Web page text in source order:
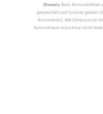
Hinweis:Beim Kommentieren
gespeichert und Cookies gesetzt
Kommentar). Alle Datenschutz-
Kommentare manchmal nicht